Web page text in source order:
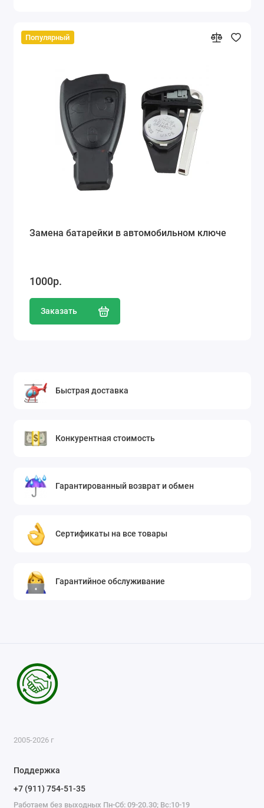
Популярный
Замена батарейки в автомобильном ключе
1000р.
Заказать
Быстрая доставка
Конкурентная стоимость
Гарантированный возврат и обмен
Сертификаты на все товары
Гарантийное обслуживание
2005-2026 г
Поддержка
+7 (911) 754-51-35
Работаем без выходных Пн-Сб: 09-20.30; Вс:10-19